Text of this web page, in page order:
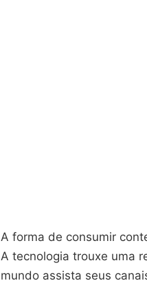
A forma de consumir
A tecnologia trouxe uma
mundo assista seus